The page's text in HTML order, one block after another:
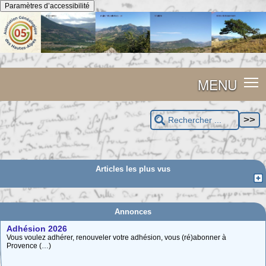
Panneau de gestion des cookies
Paramètres d’accessibilité
MENU
Articles les plus vus
Annonces
Adhésion 2026
Vous voulez adhérer, renouveler votre adhésion, vous (ré)abonner à
Provence (…)